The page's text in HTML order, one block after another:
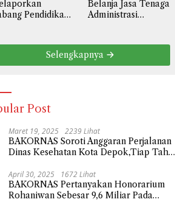
Pendidikan
Jaya
Anggaran
108,9
Belanja Jasa Tenaga
Administrasi
BPKAD Kota Bekasi
Transparan Ke
Selengkapnya
Post
Maret 19, 2025 2239 Lihat
BAKORNAS Soroti Anggaran Perjalanan
Dinas Kesehatan Kota Depok,Tiap Tahun
April 30, 2025 1672 Lihat
BAKORNAS Pertanyakan Honorarium
Rohaniwan Sebesar 9,6 Miliar Pada